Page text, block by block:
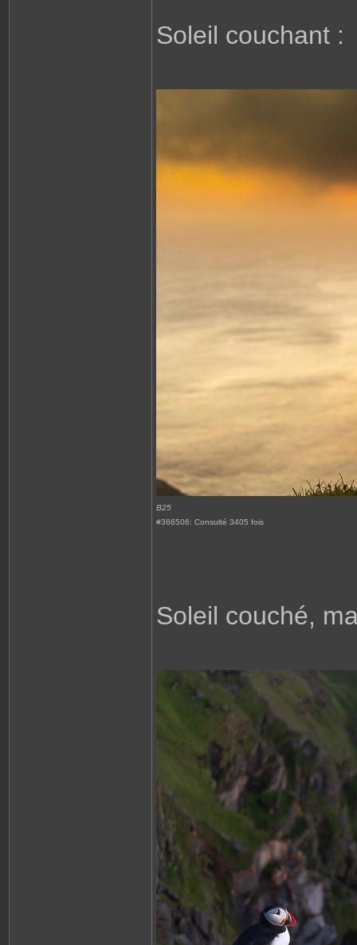
Soleil couchant :
B25
#366506: Consulté 3405 fois
Soleil couché,